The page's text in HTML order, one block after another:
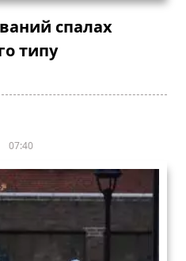
спалах
типу
07:40